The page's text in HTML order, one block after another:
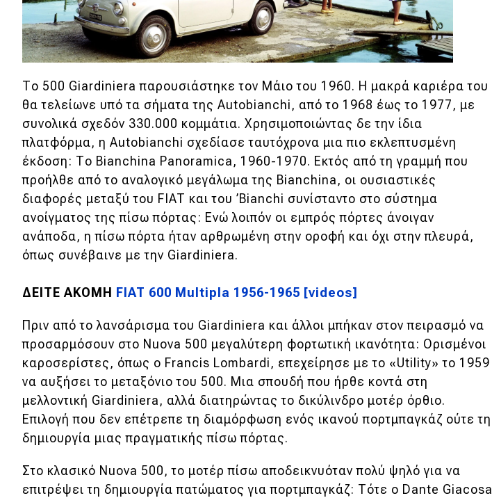
Νέα
Παρουσιάσεις
DRIVE Away
MOTO
Μεταχειρισμένο
Οδηγός αγοράς
Συμβουλές
Συμβουλές
ΚΤΕΟ
Οδική βοήθεια
eDRIVE
DRIVE USED
Το 500 Giardiniera παρουσιάστηκε τον Μάιο του 1960. Η μακρά καριέρα του
θα τελείωνε υπό τα σήματα της Autobianchi, από το 1968 έως το 1977, με
συνολικά σχεδόν 330.000 κομμάτια. Χρησιμοποιώντας δε την ίδια
πλατφόρμα, η Autobianchi σχεδίασε ταυτόχρονα μια πιο εκλεπτυσμένη
έκδοση: Το Bianchina Panoramica, 1960-1970. Εκτός από τη γραμμή που
προήλθε από το αναλογικό μεγάλωμα της Bianchina, οι ουσιαστικές
διαφορές μεταξύ του FIAT και του ’Bianchi συνίσταντο στο σύστημα
ανοίγματος της πίσω πόρτας: Ενώ λοιπόν οι εμπρός πόρτες άνοιγαν
ανάποδα, η πίσω πόρτα ήταν αρθρωμένη στην οροφή και όχι στην πλευρά,
όπως συνέβαινε με την Giardiniera.
ΔΕΙΤΕ ΑΚΟΜΗ FIAT 600 Multipla 1956-1965 [videos]
Πριν από το λανσάρισμα του Giardiniera και άλλοι μπήκαν στον πειρασμό να
προσαρμόσουν στο Nuova 500 μεγαλύτερη φορτωτική ικανότητα: Ορισμένοι
καροσερίστες, όπως ο Francis Lombardi, επεχείρησε με το «Utility» το 1959
να αυξήσει το μεταξόνιο του 500. Μια σπουδή που ήρθε κοντά στη
μελλοντική Giardiniera, αλλά διατηρώντας το δικύλινδρο μοτέρ όρθιο.
Επιλογή που δεν επέτρεπε τη διαμόρφωση ενός ικανού πορτμπαγκάζ ούτε τη
δημιουργία μιας πραγματικής πίσω πόρτας.
Στο κλασικό Nuova 500, το μοτέρ πίσω αποδεικνυόταν πολύ ψηλό για να
επιτρέψει τη δημιουργία πατώματος για πορτμπαγκάζ: Τότε ο Dante Giacosa